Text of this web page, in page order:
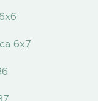
6х7